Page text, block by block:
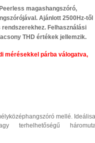
magashangszóró,
. Ajánlott 2500Hz-től
Felhasználási
THD értékek jellemzik.
mérésekkel párba válogatva,
mellé. I
terhelhetőségű